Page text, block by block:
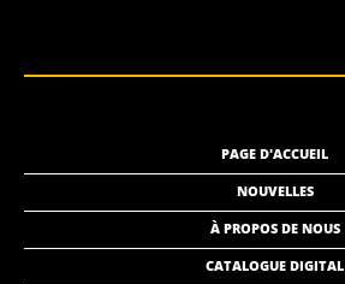
PAGE D'ACCUEIL
NOUVELLES
À PROPOS DE NOUS
CATALOGUE DIGITAL